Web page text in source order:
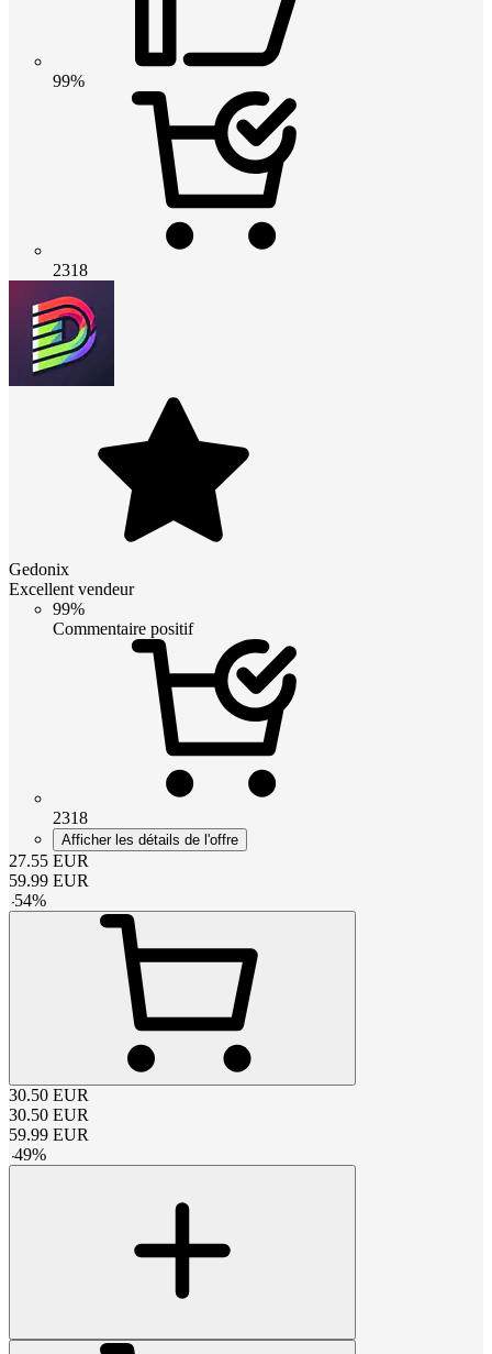
99%
2318
Gedonix
Excellent vendeur
99%
Commentaire positif
2318
Afficher les détails de l'offre
27.55 EUR
59.99 EUR
-54%
30.50 EUR
30.50 EUR
59.99 EUR
-49%